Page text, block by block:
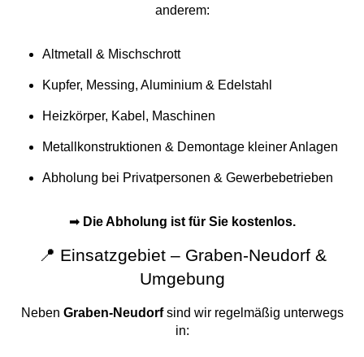
anderem:
Altmetall & Mischschrott
Kupfer, Messing, Aluminium & Edelstahl
Heizkörper, Kabel, Maschinen
Metallkonstruktionen & Demontage kleiner Anlagen
Abholung bei Privatpersonen & Gewerbebetrieben
➡ Die Abholung ist für Sie kostenlos.
📍 Einsatzgebiet – Graben-Neudorf &
Umgebung
Neben Graben-Neudorfsind wir regelmäßig unterwegs
in: